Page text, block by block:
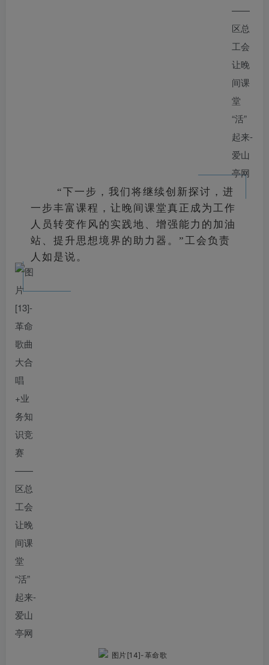
“下一步，我们将继续创新探讨，进
一步丰富课程，让晚间课堂真正成为工作
人员转变作风的实践地、增强能力的加油
站、提升思想境界的助力器。”工会负责
人如是说。